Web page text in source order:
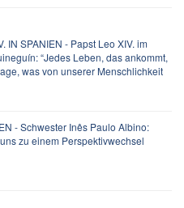
IN SPANIEN - Papst Leo XIV. im
“Jedes Leben, das ankommt,
was von unserer Menschlichkeit
- Schwester Inês Paulo Albino:
zu einem Perspektivwechsel